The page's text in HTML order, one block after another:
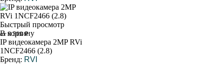
Быстрый просмотр
В корзину
от 9 500 ₽
IP видеокамера 2MP RVi
1NCF2466 (2.8)
Бренд: RVI